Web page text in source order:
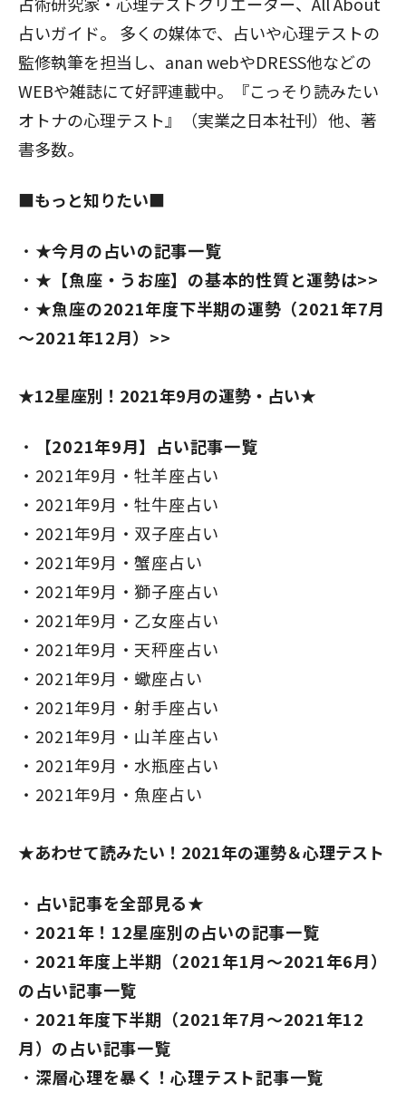
占いガイド。 多くの媒体で、占いや心理テストの
監修執筆を担当し、anan webやDRESS他などの
WEBや雑誌にて好評連載中。『こっそり読みたい
オトナの心理テスト』（実業之日本社刊）他、著
書多数。
■もっと知りたい■
★今月の占いの記事一覧
★【魚座・うお座】の基本的性質と運勢は>>
★魚座の2021年度下半期の運勢（2021年7月
～2021年12月）>>
★12星座別！2021年9月の運勢・占い★
【2021年9月】占い記事一覧
2021年9月・牡羊座占い
2021年9月・牡牛座占い
2021年9月・双子座占い
2021年9月・蟹座占い
2021年9月・獅子座占い
2021年9月・乙女座占い
2021年9月・天秤座占い
2021年9月・蠍座占い
2021年9月・射手座占い
2021年9月・山羊座占い
2021年9月・水瓶座占い
2021年9月・魚座占い
★あわせて読みたい！2021年の運勢＆心理テスト
占い記事を全部見る★
2021年！12星座別の占いの記事一覧
2021年度上半期（2021年1月～2021年6月）
の占い記事一覧
2021年度下半期（2021年7月～2021年12
月）の占い記事一覧
深層心理を暴く！心理テスト記事一覧